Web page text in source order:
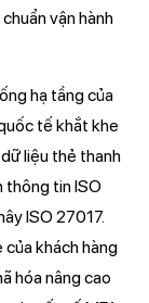
vận hành
hạ tầng của
tế khắt khe
liệu thẻ thanh
thông tin ISO
ISO 27017.
khách hàng
hóa nâng cao